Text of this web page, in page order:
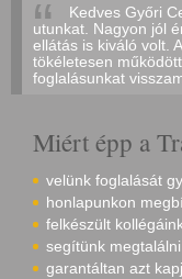
Kedves Győri
utunkat. Nagyon jól
ellátás is kiváló volt.
tökéletesen
foglalásunkat
Miért épp a
velünk foglalását
honlapunkon
felkészült
segítünk
garantáltan azt